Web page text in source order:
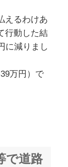
えるわけあ
行動した結
に減りまし
万円）で
で道路